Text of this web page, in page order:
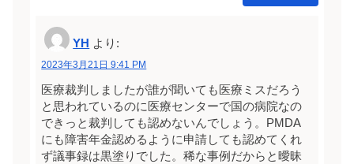
YH より:
2023年3月21日 9:41 PM
医療裁判しましたが誰が聞いても医療ミスだろう
と思われているのに医療センターで国の病院なの
できっと裁判しても認めないんでしょう。PMDA
にも障害年金認めるように申請しても認めてくれ
ず議事録は黒塗りでした。稀な事例だからと曖昧